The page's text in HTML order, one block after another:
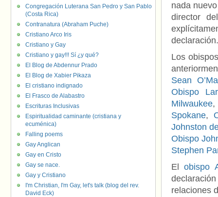
nada
director
declaración.
Los
Sean
Obispo
Milwaukee
Spokane,
Johnston
Obispo
Stephen
Elobispo
relaciones
Congregación Luterana San Pedro y San Pablo
(Costa Rica)
Contranatura (Abraham Puche)
Cristiano Arco Iris
Cristiano y Gay
Cristiano y gay!!! Sí ¿y qué?
El Blog de Abdennur Prado
El Blog de Xabier Pikaza
El cristiano indignado
El Frasco de Alabastro
Escrituras Inclusivas
Espiritualidad caminante (cristiana y
ecuménica)
Falling poems
Gay Anglican
Gay en Cristo
Gay se nace.
Gay y Cristiano
I'm Christian, I'm Gay, let's talk (blog del rev.
David Eck)